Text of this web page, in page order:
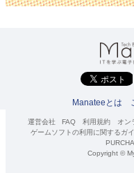
Manateeとは
運営会社 FAQ 利用規約 オン
ゲームソフトの利用に関するガ
Copyright ©